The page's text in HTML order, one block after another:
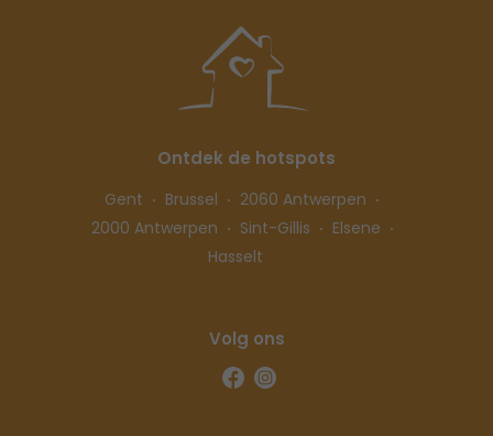
Ontdek de hotspots
Gent Brussel
2060 Antwerpen
2000 Antwerpen
Sint-Gillis
Elsene
Hasselt
Volg ons